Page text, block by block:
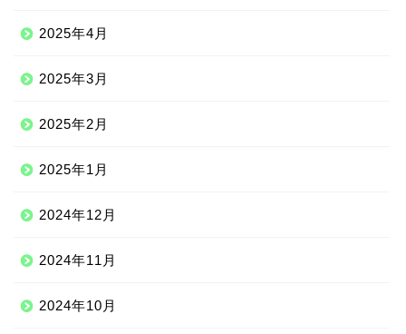
2025年4月
2025年3月
2025年2月
2025年1月
2024年12月
2024年11月
2024年10月